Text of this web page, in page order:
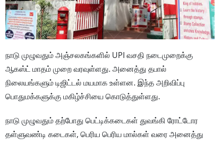
நாடு முழுவதும் அஞ்சலகங்களில் UPI வசதி நடைமுறைக்கு
ஆகஸ்ட் மாதம் முறை வரவுள்ளது. அனைத்து தபால்
நிலையங்களும் டிஜிட்டல் மயமாக உள்ளன.இந்த அறிவிப்பு
பொதுமக்களுக்கு மகிழ்ச்சியை கொடுத்துள்ளது.
நாடு முழுவதும் தற்போது பெட்டிக்கடைகள் துவங்கி ரோட்டோர
தள்ளுவண்டி கடைகள், பெரிய பெரிய மால்கள் வரை அனைத்து